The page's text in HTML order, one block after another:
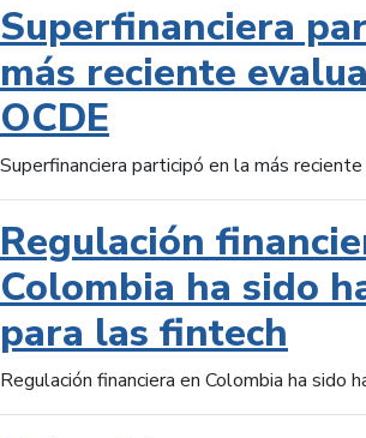
Superfinanciera
más reciente
OCDE
Superfinanciera participó en la más
Regulación
Colombia ha sido
para las fintech
Regulación financiera en Colombia ha sido